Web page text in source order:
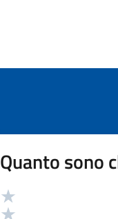
Quanto sono
Valutazione